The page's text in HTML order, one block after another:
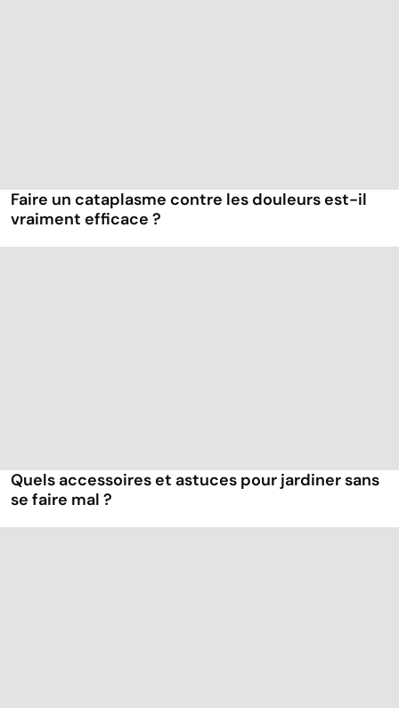
Faire un cataplasme contre les douleurs est-il
vraiment efficace ?
Quels accessoires et astuces pour jardiner sans
se faire mal ?